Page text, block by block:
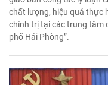
chất lượng, hiệu quả thực
chính trị tại các trung tâm
phố Hải Phòng”.